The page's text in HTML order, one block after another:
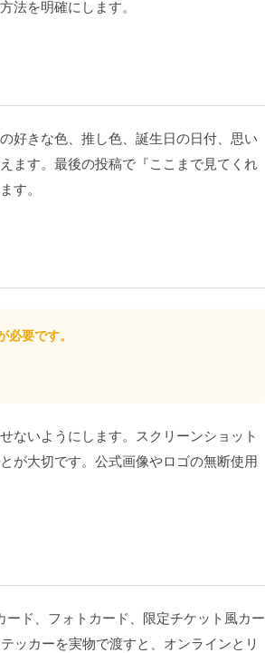
法を明確にします。
好きな色、推し色、誕生日の日付、思い
ます。最後の投稿で『ここまで見てくれ
す。
要です。
ないようにします。スクリーンショット
が大切です。公式画像やロゴの無断使用
ド、フォトカード、限定チケット風カー
ッカーを実物で渡すと、オンラインとリ